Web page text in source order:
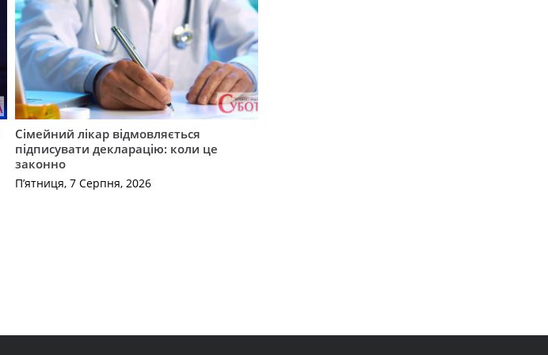
Сімейний лікар відмовляється
підписувати декларацію: коли це
законно
П’ятниця, 7 Серпня, 2026